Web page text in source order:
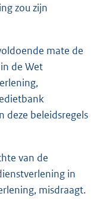
zou zijn
mate de
de Wet
deze beleidsregels
van de
in
misdraagt.